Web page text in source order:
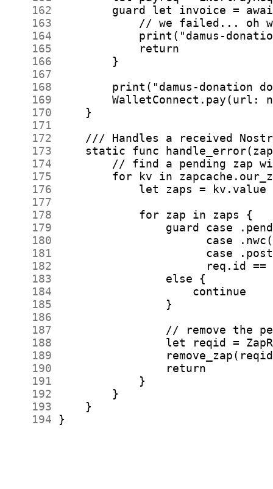
    162
    163
    164
    165
    166
    167
    168
    169
    170
    171
    172
    173
    174
    175
    176
    177
    178
    179
    180
    181
    182
    183
    184
    185
    186
    187
    188
    189
    190
    191
    192
    193
    194